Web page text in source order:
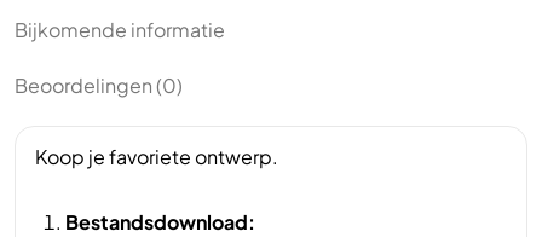
Bijkomende informatie
Beoordelingen (0)
Koop je favoriete ontwerp.
Bestandsdownload: